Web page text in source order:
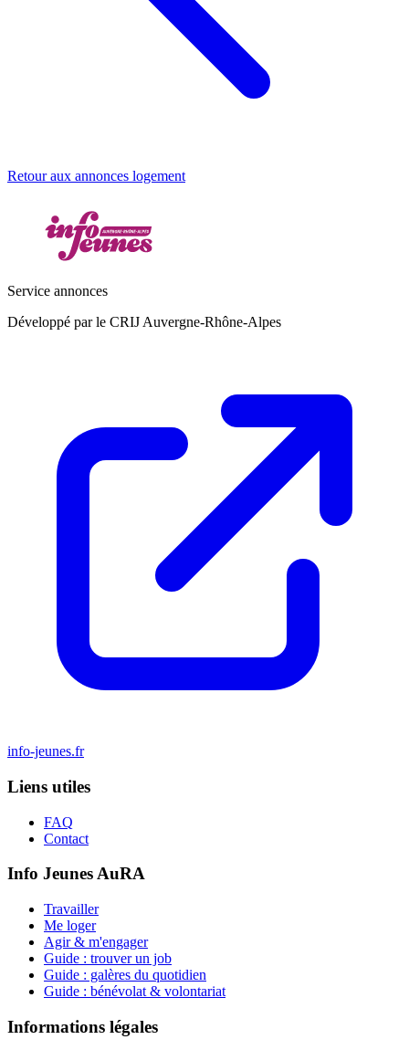
Retour aux annonces logement
Service annonces
Développé par le CRIJ Auvergne-Rhône-Alpes
info-jeunes.fr
Liens utiles
FAQ
Contact
Info Jeunes AuRA
Travailler
Me loger
Agir & m'engager
Guide : trouver un job
Guide : galères du quotidien
Guide : bénévolat & volontariat
Informations légales